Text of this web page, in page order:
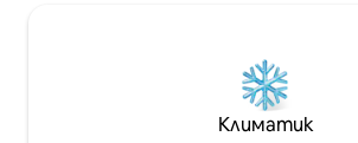
Климатик